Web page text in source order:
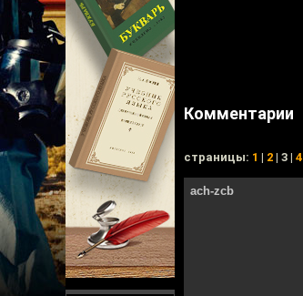
Комментарии
cтраницы: 1 | 2 | 3 | 4
ach-zcb